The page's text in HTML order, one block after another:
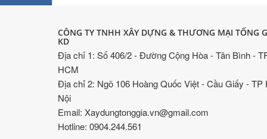
CÔNG TY TNHH XÂY DỰNG & THƯƠNG MẠI TỐNG
KD
Địa chỉ 1: Số 406/2 - Đường Cộng Hòa - Tân Bình -
HCM
Địa chỉ 2: Ngõ 106 Hoàng Quốc Việt - Cầu Giấy - TP
Nội
Email: Xaydungtonggia.vn@gmail.com
Hotline: 0904.244.561